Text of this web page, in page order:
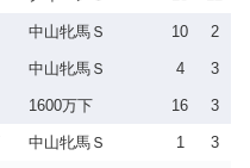
中山牝馬Ｓ 10 2
中山牝馬Ｓ 4 3
1600万下 16 3
中山牝馬Ｓ 1 3